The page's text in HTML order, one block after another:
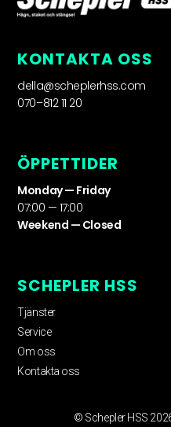
KONTAKTA OSS
della@scheplerhss.com
070–812 11 20
ÖPPETTIDER
Monday — Friday
07:00 — 17:00
Weekend — Closed
SCHEPLER HSS
Tjänster
Service
Om oss
Kontakta oss
© Schepler HSS